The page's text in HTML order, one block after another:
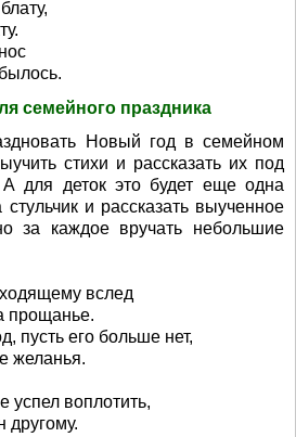
семейного праздника
Новый год в семейном
стихи и рассказать их под
для деток это будет еще одна
и рассказать выученное
за каждое вручать небольшие
вслед
прощанье.
пусть его больше нет,
желанья.
успел воплотить,
другому.